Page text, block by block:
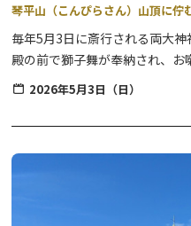
琴平山（こんぴらさん）山頂に佇
毎年5月3日に斎行される両大
殿の前で獅子舞が奉納され、
どころです。
標高約460mほどの琴平山は、
と、車で山頂まで行ける道が
穴場スポットにもなっています。
2026年5月3日（日）